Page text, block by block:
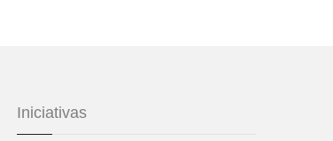
Iniciativas